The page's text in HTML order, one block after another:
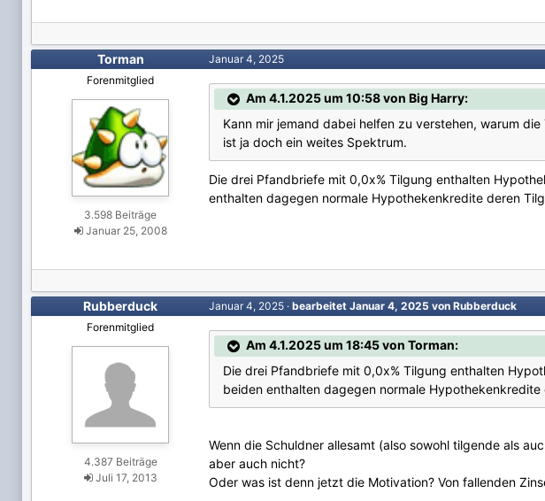
Torman
Forenmitglied
3.598 Beiträge
Januar 25, 2008
Januar 4, 2025
Am 4.1.2025 um 10:58 von Big Harry:
Kann mir jemand dabei helfen zu verstehen, warum
ist ja doch ein weites Spektrum.
Die drei Pfandbriefe mit 0,0x% Tilgung enthalten
enthalten dagegen normale Hypothekenkredite deren
Rubberduck
Forenmitglied
4.387 Beiträge
Juli 17, 2013
Januar 4, 2025 · bearbeitet Januar 4, 2025 von Rubberduck
Am 4.1.2025 um 18:45 von Torman:
Die drei Pfandbriefe mit 0,0x% Tilgung enthalten
beiden enthalten dagegen normale
Wenn die Schuldner allesamt (also sowohl tilgende als
aber auch nicht?
Oder was ist denn jetzt die Motivation? Von fallenden